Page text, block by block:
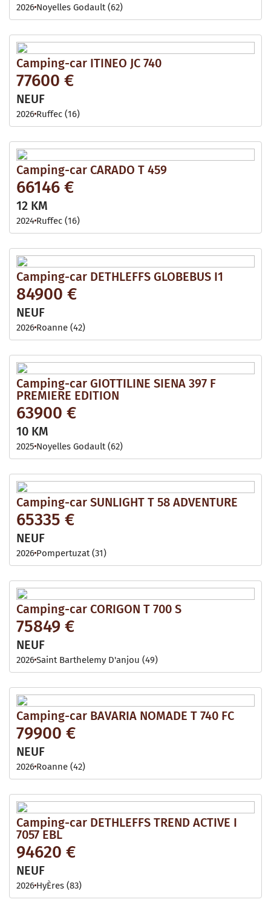
2026 Noyelles Godault (62)
Camping-car ITINEO JC 740
77600 €
NEUF
2026 Ruffec (16)
Camping-car CARADO T 459
66146 €
12 KM
2024 Ruffec (16)
Camping-car DETHLEFFS GLOBEBUS I1
84900 €
NEUF
2026 Roanne (42)
Camping-car GIOTTILINE SIENA 397 F
PREMIERE EDITION
63900 €
10 KM
2025 Noyelles Godault (62)
Camping-car SUNLIGHT T 58 ADVENTURE
65335 €
NEUF
2026 Pompertuzat (31)
Camping-car CORIGON T 700 S
75849 €
NEUF
2026Saint Barthelemy D'anjou (49)
Camping-car BAVARIA NOMADE T 740 FC
79900 €
NEUF
2026 Roanne (42)
Camping-car DETHLEFFS TREND ACTIVE I
7057 EBL
94620 €
NEUF
2026 HyÈres (83)